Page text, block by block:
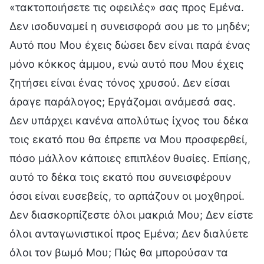
«τακτοποιήσετε τις οφειλές» σας προς Εμένα.
Δεν ισοδυναμεί η συνεισφορά σου με το μηδέν;
Αυτό που Μου έχεις δώσει δεν είναι παρά ένας
μόνο κόκκος άμμου, ενώ αυτό που Μου έχεις
ζητήσει είναι ένας τόνος χρυσού. Δεν είσαι
άραγε παράλογος; Εργάζομαι ανάμεσά σας.
Δεν υπάρχει κανένα απολύτως ίχνος του δέκα
τοις εκατό που θα έπρεπε να Μου προσφερθεί,
πόσο μάλλον κάποιες επιπλέον θυσίες. Επίσης,
αυτό το δέκα τοις εκατό που συνεισφέρουν
όσοι είναι ευσεβείς, το αρπάζουν οι μοχθηροί.
Δεν διασκορπίζεστε όλοι μακριά Μου; Δεν είστε
όλοι ανταγωνιστικοί προς Εμένα; Δεν διαλύετε
όλοι τον βωμό Μου; Πώς θα μπορούσαν τα